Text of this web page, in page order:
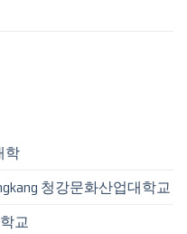
학
청강문화산업대학교
교